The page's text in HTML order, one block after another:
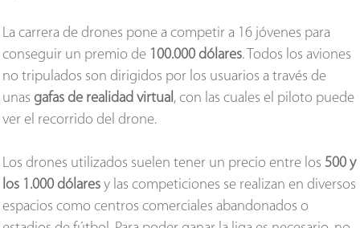
La carrera de drones pone a competir a 16 jóvenes para
conseguir un premio de 100.000 dólares. Todos los aviones
no tripulados son dirigidos por los usuarios a través de
unasgafas de realidad virtual, con las cuales el piloto puede
ver el recorrido del drone.
Los drones utilizados suelen tener un precio entre los 500 y
los 1.000 dólares y las competiciones se realizan en diversos
espacios como centros comerciales abandonados o